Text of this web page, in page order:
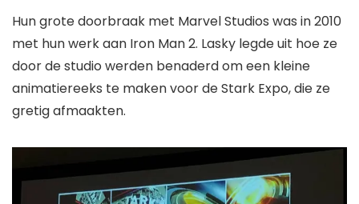
Hun grote doorbraak met Marvel Studios was in 2010
met hun werk aan Iron Man 2. Lasky legde uit hoe ze
door de studio werden benaderd om een ​​kleine
animatiereeks te maken voor de Stark Expo, die ze
gretig afmaakten.